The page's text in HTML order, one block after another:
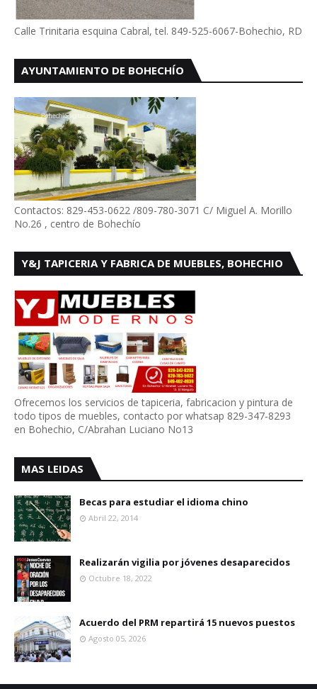
Calle Trinitaria esquina Cabral, tel. 849-525-6067-Bohechio, RD
AYUNTAMIENTO DE BOHECHÍO
Contactos: 829-453-0622 /809-780-3071 C/ Miguel A. Morillo
No.26 , centro de Bohechío
Y&J TAPICERIA Y FABRICA DE MUEBLES, BOHECHIO
Ofrecemos los servicios de tapiceria, fabricacion y pintura de
todo tipos de muebles, contacto por whatsap 829-347-8293
en Bohechio, C/Abrahan Luciano No13
MAS LEIDAS
Becas para estudiar el idioma chino
Abril 22, 2014
Realizarán vigilia por jóvenes desaparecidos
Octubre 18, 2022
Acuerdo del PRM repartirá 15 nuevos puestos
Agosto 05, 2026